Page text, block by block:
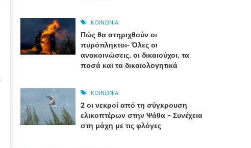
ΚΟΙΝΩΝΊΑ
Πώς θα στηριχθούν οι
πυρόπληκτοι- Όλες οι
ανακοινώσεις, οι δικαιούχοι, τα
ποσά και τα δικαιολογητικά
ΚΟΙΝΩΝΊΑ
2 οι νεκροί από τη σύγκρουση
ελικοπτέρων στην Ψάθα – Συνέχεια
στη μάχη με τις φλόγες